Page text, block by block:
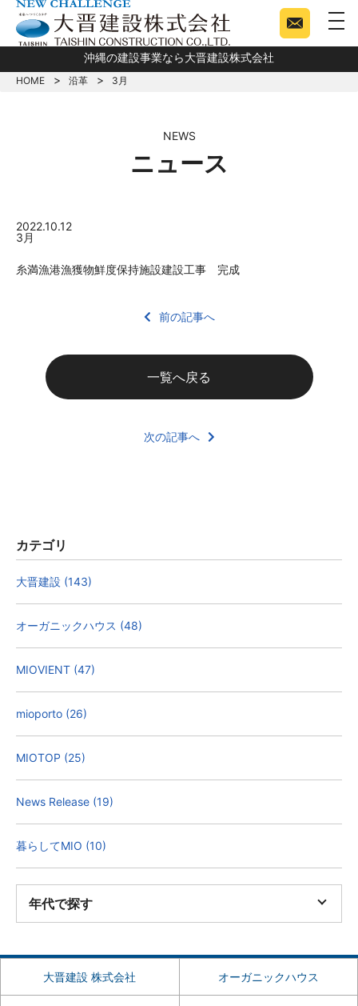
沖縄の建設事業なら大晋建設株式会社
HOME 沿革 3月
NEWS
ニュース
2022.10.12
3月
糸満漁港漁獲物鮮度保持施設建設工事 完成
前の記事へ
一覧へ戻る
次の記事へ
カテゴリ
大晋建設 (143)
オーガニックハウス (48)
MIOVIENT (47)
mioporto (26)
MIOTOP (25)
News Release (19)
暮らしてMIO (10)
年代で探す
大晋建設 株式会社 オーガニックハウス